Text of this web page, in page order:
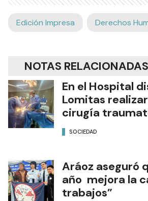
Edición Impresa Derechos
NOTAS RELACIONADAS
En el Hospital
Lomitas
cirugía
SOCIEDAD
Aráoz aseguró
año mejora la
trabajos”